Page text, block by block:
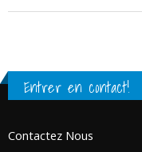
Entrer en contact!
Contactez Nous